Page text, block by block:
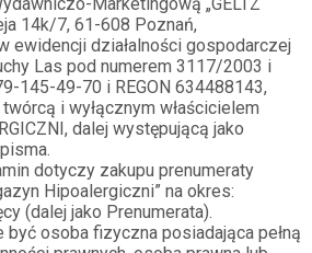
14k/7, 61-608 Poznań,
ewidencji działalności gospodarczej
Las pod numerem 3117/2003 i
145-49-70 i REGON 634488143,
i wyłącznym właścicielem
dalej występującą jako
dotyczy zakupu prenumeraty
Hipoalergiczni” na okres:
(dalej jako Prenumerata).
być osoba fizyczna posiadająca pełną